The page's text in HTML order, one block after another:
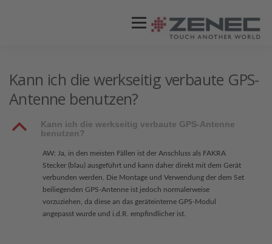
Menü
Kann ich die werkseitig verbaute GPS-
Antenne benutzen?
B
Kann ich die werkseitig verbaute GPS-Antenne
benutzen?
AW: Ja, in den meisten Fällen ist der Anschluss als FAKRA
Stecker (blau) ausgeführt und kann daher direkt mit dem Gerät
verbunden werden. Die Montage und Verwendung der dem Set
beiliegenden GPS-Antenne ist jedoch normalerweise
vorzuziehen, da diese an das geräteinterne GPS-Modul
angepasst wurde und i.d.R. empfindlicher ist.